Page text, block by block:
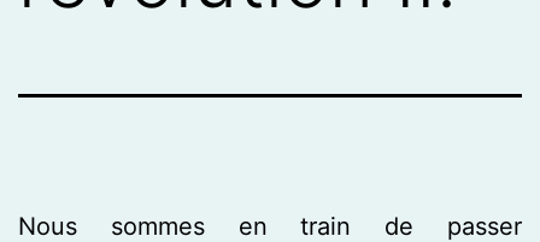
Nous sommes en train de passer